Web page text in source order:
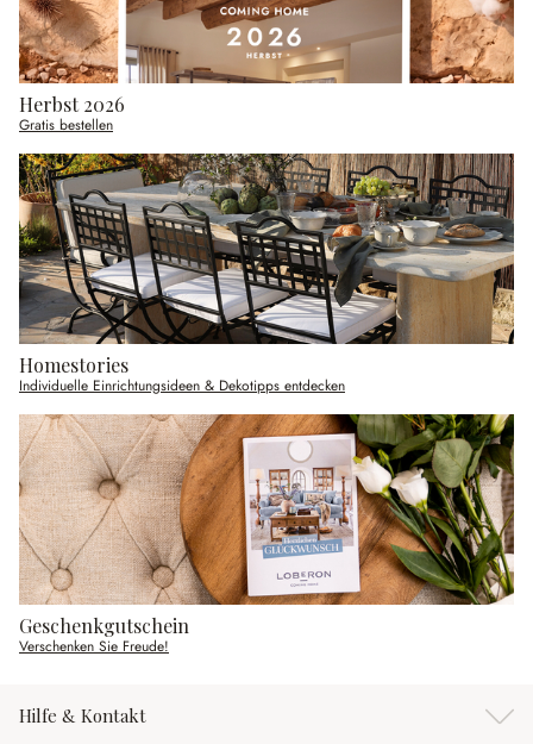
Herbst 2026
Gratis bestellen
Homestories
Individuelle Einrichtungsideen & Dekotipps entdecken
Geschenkgutschein
Verschenken Sie Freude!
Hilfe & Kontakt